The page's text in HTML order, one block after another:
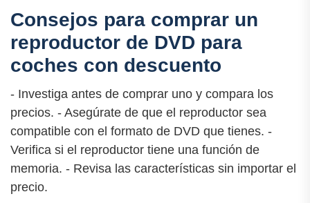
Consejos para comprar un
reproductor de DVD para
coches con descuento
- Investiga antes de comprar uno y compara los
precios. - Asegúrate de que el reproductor sea
compatible con el formato de DVD que tienes. -
Verifica si el reproductor tiene una función de
memoria. - Revisa las características sin importar el
precio.